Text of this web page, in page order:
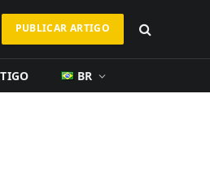
PUBLICAR ARTIGO
BR